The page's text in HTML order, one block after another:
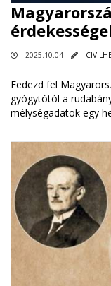
2025.10.04
Fedezd fel
gyógytótól a
mélységadatok egy